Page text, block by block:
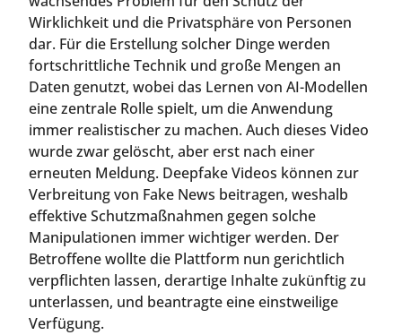
Wirklichkeit und die Privatsphäre von Personen
dar. Für die Erstellung solcher Dinge werden
fortschrittliche Technik und große Mengen an
Daten genutzt, wobei das Lernen von AI-Modellen
eine zentrale Rolle spielt, um die Anwendung
immer realistischer zu machen. Auch dieses Video
wurde zwar gelöscht, aber erst nach einer
erneuten Meldung. Deepfake Videos können zur
Verbreitung von Fake News beitragen, weshalb
effektive Schutzmaßnahmen gegen solche
Manipulationen immer wichtiger werden. Der
Betroffene wollte die Plattform nun gerichtlich
verpflichten lassen, derartige Inhalte zukünftig zu
unterlassen, und beantragte eine einstweilige
Verfügung.